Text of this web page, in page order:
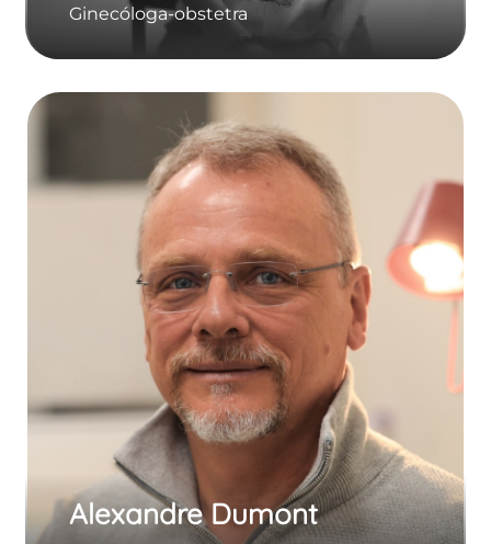
Ginecóloga-obstetra
Alexandre Dumont